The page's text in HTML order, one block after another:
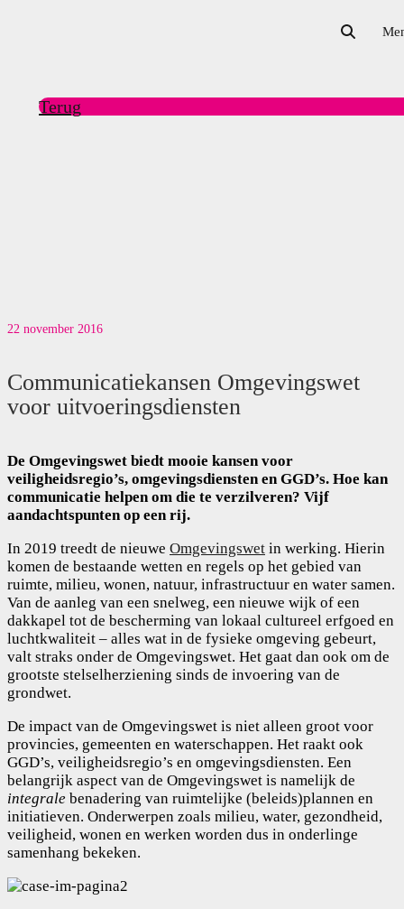
Terug
22 november 2016
Communicatiekansen Omgevingswet
voor uitvoeringsdiensten
De Omgevingswet biedt mooie kansen voor
veiligheidsregio’s, omgevingsdiensten en GGD’s. Hoe kan
communicatie helpen om die te verzilveren? Vijf
aandachtspunten op een rij.
In 2019 treedt de nieuwe Omgevingswet in werking. Hierin
komen de bestaande wetten en regels op het gebied van
ruimte, milieu, wonen, natuur, infrastructuur en water samen.
Van de aanleg van een snelweg, een nieuwe wijk of een
dakkapel tot de bescherming van lokaal cultureel erfgoed en
luchtkwaliteit – alles wat in de fysieke omgeving gebeurt,
valt straks onder de Omgevingswet. Het gaat dan ook om de
grootste stelselherziening sinds de invoering van de
grondwet.
De impact van de Omgevingswet is niet alleen groot voor
provincies, gemeenten en waterschappen. Het raakt ook
GGD’s, veiligheidsregio’s en omgevingsdiensten. Een
belangrijk aspect van de Omgevingswet is namelijk de
integrale benadering van ruimtelijke (beleids)plannen en
initiatieven. Onderwerpen zoals milieu, water, gezondheid,
veiligheid, wonen en werken worden dus in onderlinge
samenhang bekeken.